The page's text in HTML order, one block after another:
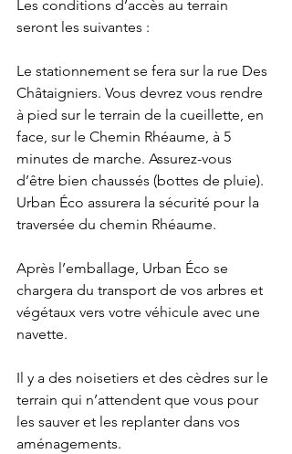
Les conditions d’accès au terrain
seront les suivantes :
Le stationnement se fera sur la rue Des
Châtaigniers. Vous devrez vous rendre
à pied sur le terrain de la cueillette, en
face, sur le Chemin Rhéaume, à 5
minutes de marche. Assurez-vous
d’être bien chaussés (bottes de pluie).
Urban Éco assurera la sécurité pour la
traversée du chemin Rhéaume.
Après l’emballage, Urban Éco se
chargera du transport de vos arbres et
végétaux vers votre véhicule avec une
navette.
Il y a des noisetiers et des cèdres sur le
terrain qui n’attendent que vous pour
les sauver et les replanter dans vos
aménagements.